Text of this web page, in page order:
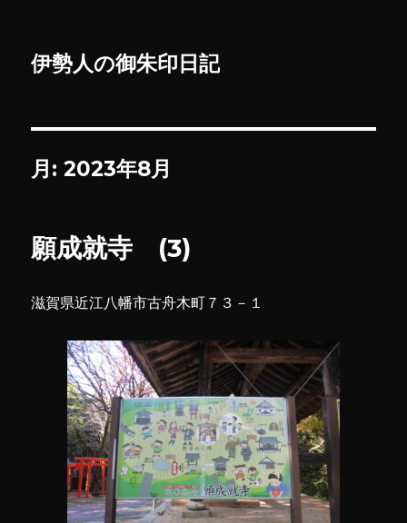
伊勢人の御朱印日記
月:2023年8月
願成就寺 (3)
滋賀県近江八幡市古舟木町７３－１